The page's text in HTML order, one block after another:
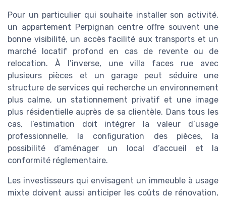
Pour un particulier qui souhaite installer son activité,
un appartement Perpignan centre offre souvent une
bonne visibilité, un accès facilité aux transports et un
marché locatif profond en cas de revente ou de
relocation. À l’inverse, une villa faces rue avec
plusieurs pièces et un garage peut séduire une
structure de services qui recherche un environnement
plus calme, un stationnement privatif et une image
plus résidentielle auprès de sa clientèle. Dans tous les
cas, l’estimation doit intégrer la valeur d’usage
professionnelle, la configuration des pièces, la
possibilité d’aménager un local d’accueil et la
conformité réglementaire.
Les investisseurs qui envisagent un immeuble à usage
mixte doivent aussi anticiper les coûts de rénovation,